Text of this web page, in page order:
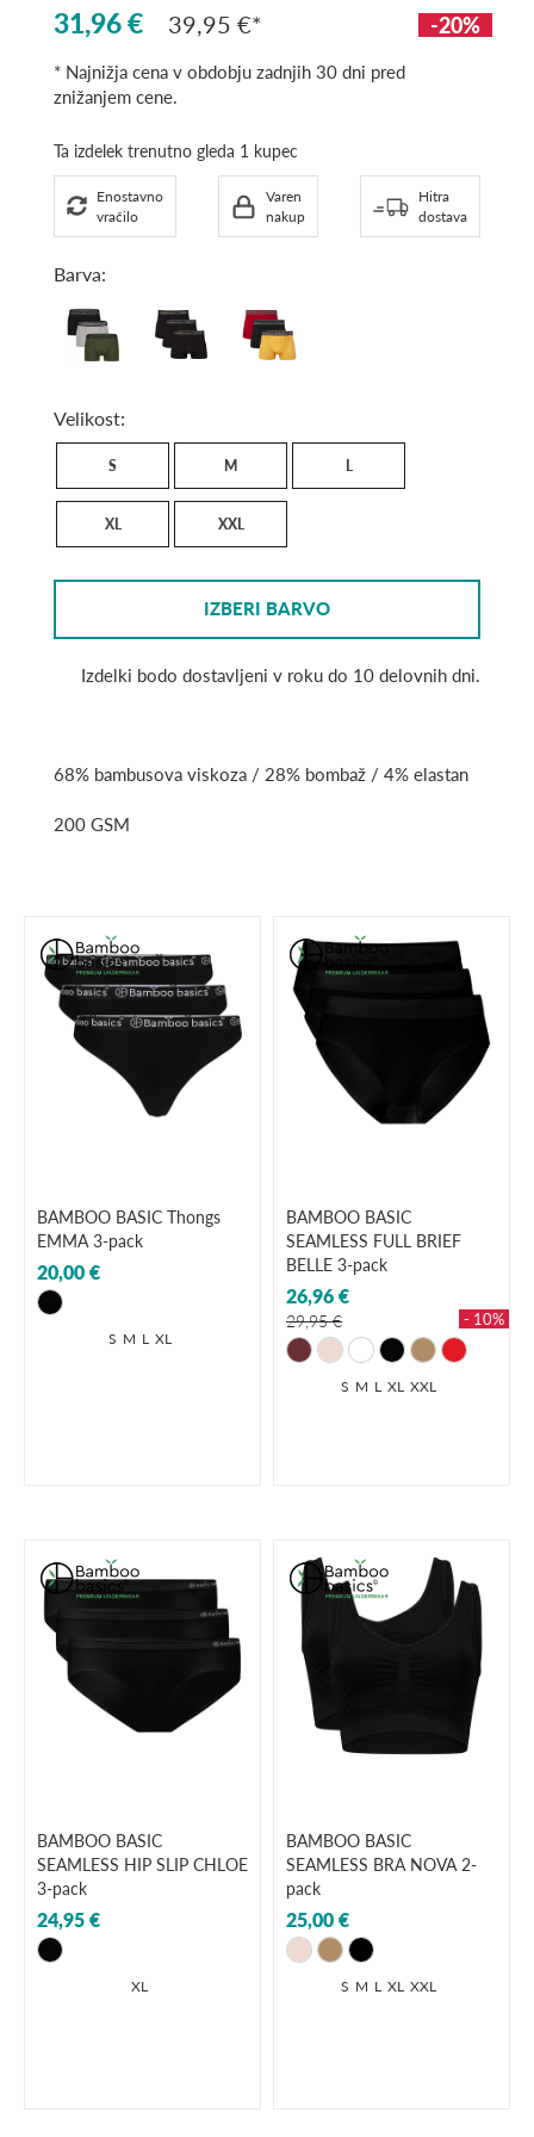
31,96 € 39,95 € -20%
* Najnižja cena v obdobju zadnjih 30 dni pred
znižanjem cene.
Ta izdelek trenutno gleda 1 kupec
Enostavno
vračilo
Varen
nakup
Hitra
dostava
Barva:
ARMY
BLACK
Black
RED
BLACK
Velikost:
S M L
XL XXL
IZBERI BARVO
Izdelki bodo dostavljeni v roku do 10 delovnih dni.
68% bambusova viskoza / 28% bombaž / 4% elastan
200 GSM
BAMBOO BASIC Thongs
EMMA 3-pack
20,00 €
S M L XL
BAMBOO BASIC
SEAMLESS FULL BRIEF
BELLE 3-pack
26,96 €
29,95 € - 10%
S M L XL XXL
BAMBOO BASIC
SEAMLESS HIP SLIP CHLOE
3-pack
24,95 €
XL
BAMBOO BASIC
SEAMLESS BRA NOVA 2-
pack
25,00 €
S M L XL XXL